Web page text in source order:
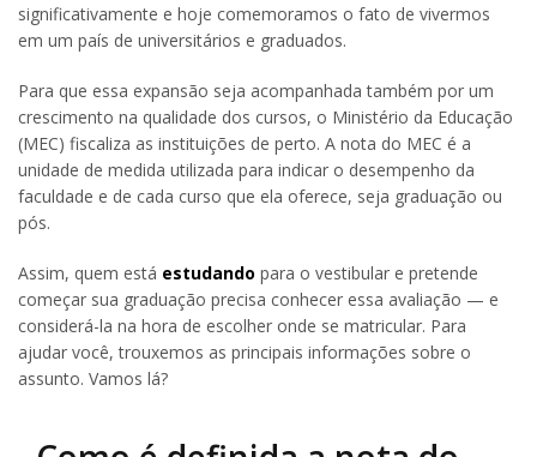
significativamente e hoje comemoramos o fato de vivermos
em um país de universitários e graduados.
Para que essa expansão seja acompanhada também por um
crescimento na qualidade dos cursos, o Ministério da Educação
(MEC) fiscaliza as instituições de perto. A nota do MEC é a
unidade de medida utilizada para indicar o desempenho da
faculdade e de cada curso que ela oferece, seja graduação ou
pós.
Assim, quem está estudando para o vestibular e pretende
começar sua graduação precisa conhecer essa avaliação — e
considerá-la na hora de escolher onde se matricular. Para
ajudar você, trouxemos as principais informações sobre o
assunto. Vamos lá?